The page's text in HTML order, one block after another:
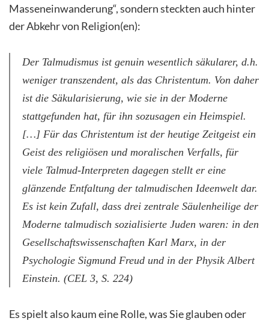
Masseneinwanderung“, sondern steckten auch hinter
der Abkehr von Religion(en):
Der Talmudismus ist genuin wesentlich säkularer, d.h.
weniger transzendent, als das Christentum. Von daher
ist die Säkularisierung, wie sie in der Moderne
stattgefunden hat, für ihn sozusagen ein Heimspiel.
[…] Für das Christentum ist der heutige Zeitgeist ein
Geist des religiösen und moralischen Verfalls, für
viele Talmud-Interpreten dagegen stellt er eine
glänzende Entfaltung der talmudischen Ideenwelt dar.
Es ist kein Zufall, dass drei zentrale Säulenheilige der
Moderne talmudisch sozialisierte Juden waren: in den
Gesellschaftswissenschaften Karl Marx, in der
Psychologie Sigmund Freud und in der Physik Albert
Einstein. (CEL 3, S. 224)
Es spielt also kaum eine Rolle, was Sie glauben oder